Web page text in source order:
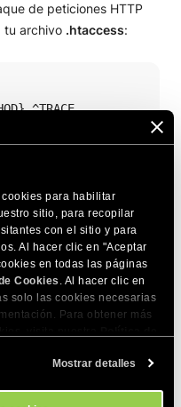
para habilitar
sitio, para recopilar
con el sitio y para
Al hacer clic en "Aceptar
en todas las páginas
Cookies . Al hacer clic en
solo las cookies necesarias
Para obtener más
de Cookies de
Mostrar detalles
de peticiones HTTP
tu archivo .htaccess:
^TRACE